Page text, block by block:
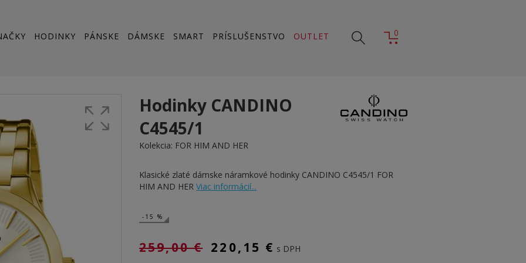
HODINKY PÁNSKE DÁMSKE SMART PRÍSLUŠENSTVO OUTLET 0
Hodinky CANDINO
C4545/1
Kolekcia: FOR HIM AND HER
Klasické zlaté dámske náramkové hodinky CANDINO C4545/1 FOR
HIM AND HER Viac informácií...
-15 %
259,00 € 220,15 € s DPH